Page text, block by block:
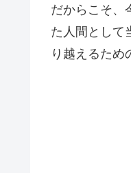
だからこそ、
た人間として
り越えるため